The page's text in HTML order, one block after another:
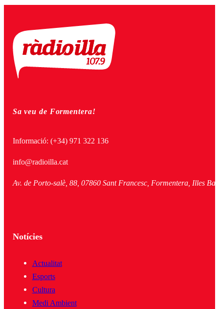
Sa veu de Formentera!
Informació: (+34) 971 322 136
info@radioilla.cat
Av. de Porto-salè, 88, 07860 Sant Francesc, Formentera, Illes
Notícies
Actualitat
Esports
Cultura
Medi Ambient